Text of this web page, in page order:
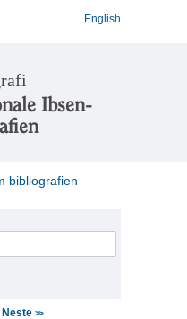
English
Ibsen-
bibliografien
Neste >>